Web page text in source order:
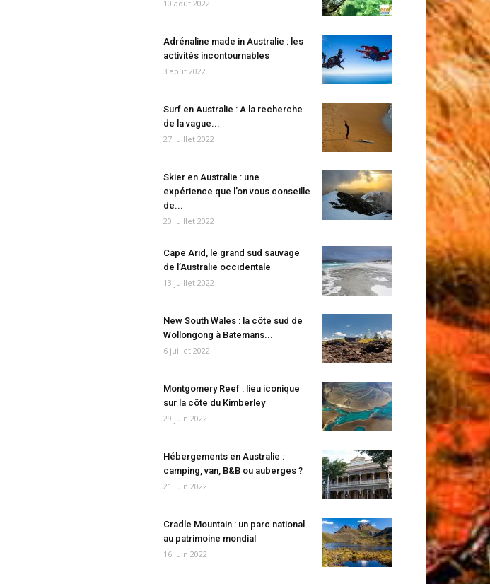
10 août 2022
Adrénaline made in Australie : les
activités incontournables
3 août 2022
Surf en Australie : A la recherche
de la vague...
27 juillet 2022
Skier en Australie : une
expérience que l’on vous conseille
de...
20 juillet 2022
Cape Arid, le grand sud sauvage
de l’Australie occidentale
13 juillet 2022
New South Wales : la côte sud de
Wollongong à Batemans...
6 juillet 2022
Montgomery Reef : lieu iconique
sur la côte du Kimberley
29 juin 2022
Hébergements en Australie :
camping, van, B&B ou auberges ?
21 juin 2022
Cradle Mountain : un parc national
au patrimoine mondial
16 juin 2022